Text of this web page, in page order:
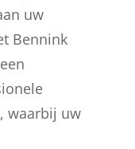
uw
Bennink
waarbij uw